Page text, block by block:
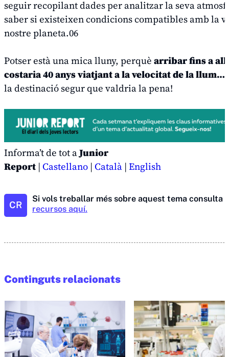
seguir recopilant dades per analitzar la seva
saber si existeixen condicions compatibles amb la
nostre planeta.06
Potser està una mica lluny, perquè arribar fins a allí
costaria 40 anys viatjant a la velocitat de la llum…
la destinació segur que valdria la pena!
Informa’t de tot aJunior
Report | Castellano | Català | English
CR
Si vols treballar més sobre aquest tema consulta
recursos aquí.
Continguts relacionats